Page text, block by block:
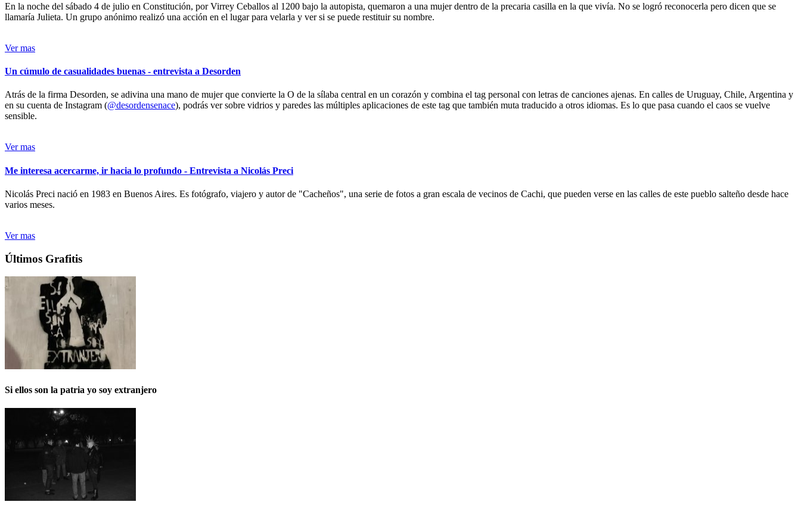
En la noche del sábado 4 de julio en Constitución, por Virrey Ceballos al 1200 bajo la autopista, quemaron a una mujer dentro de la precaria casilla en la que vivía. No se logró reconocerla pero dicen que se
llamaría Julieta. Un grupo anónimo realizó una acción en el lugar para velarla y ver si se puede restituir su nombre.
Ver mas
Un cúmulo de casualidades buenas - entrevista a Desorden
Atrás de la firma Desorden, se adivina una mano de mujer que convierte la O de la sílaba central en un corazón y combina el tag personal con letras de canciones ajenas. En calles de Uruguay, Chile, Argentina y
en su cuenta de Instagram (@desordensenace), podrás ver sobre vidrios y paredes las múltiples aplicaciones de este tag que también muta traducido a otros idiomas. Es lo que pasa cuando el caos se vuelve
sensible.
Ver mas
Me interesa acercarme, ir hacia lo profundo - Entrevista a Nicolás Preci
Nicolás Preci nació en 1983 en Buenos Aires. Es fotógrafo, viajero y autor de "Cacheños", una serie de fotos a gran escala de vecinos de Cachi, que pueden verse en las calles de este pueblo salteño desde hace
varios meses.
Ver mas
Últimos Grafitis
Si ellos son la patria yo soy extranjero